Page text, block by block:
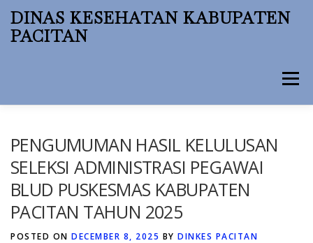
content
DINAS KESEHATAN KABUPATEN
PACITAN
Menu
SIGIZTA BESTI PSC 119 PACITAN PENGADUAN
PENGUMUMAN HASIL KELULUSAN
SELEKSI ADMINISTRASI PEGAWAI
BLUD PUSKESMAS KABUPATEN
PACITAN TAHUN 2025
POSTED ON DECEMBER 8, 2025 BY DINKES PACITAN